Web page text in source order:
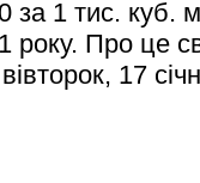
за 1 тис. куб.
року. Про це
17